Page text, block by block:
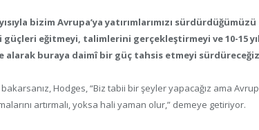
bizim Avrupa’ya yatırımlarımızı
güçleri eğitmeyi, talimlerini gerçekleştirmeyi ve 10-15
alarak buraya daimî bir güç tahsis etmeyi
bakarsanız, Hodges, “Biz tabii bir şeyler yapacağız ama
artırmalı, yoksa hali yaman olur,” demeye getiriyor.